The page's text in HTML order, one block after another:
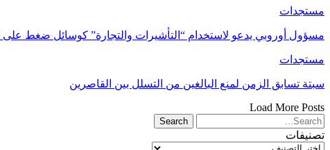
مستجدات
مسؤول أوروبي يدعو لاستخدام “التأشيرات والتجارة” كوسائل ضغط
مستجدات
سبتة تسابق الزمن لمنع البالغين من التسلل بين القاصرين
Load More Posts
تصنيفات
تصنيفات